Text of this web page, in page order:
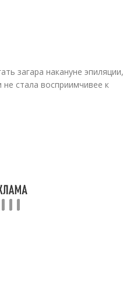
загара накануне эпиляции,
стала восприимчивее к